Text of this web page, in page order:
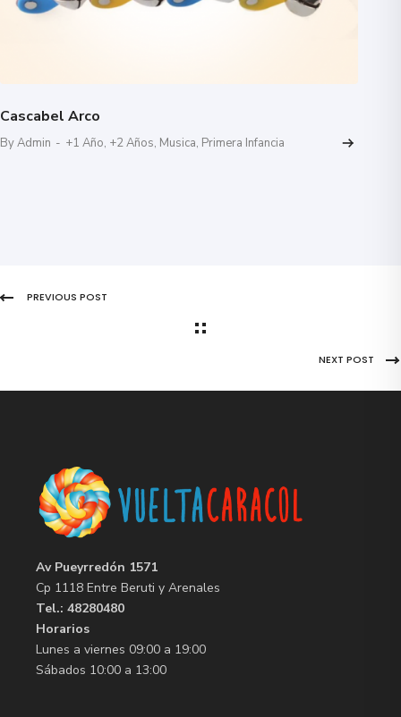
Cascabel Arco
By Admin - +1 Año, +2 Años, Musica, Primera Infancia
PREVIOUS POST
NEXT POST
Av Pueyrredón 1571
Cp 1118 Entre Beruti y Arenales
Tel.: 48280480
Horarios
Lunes a viernes 09:00 a 19:00
Sábados 10:00 a 13:00